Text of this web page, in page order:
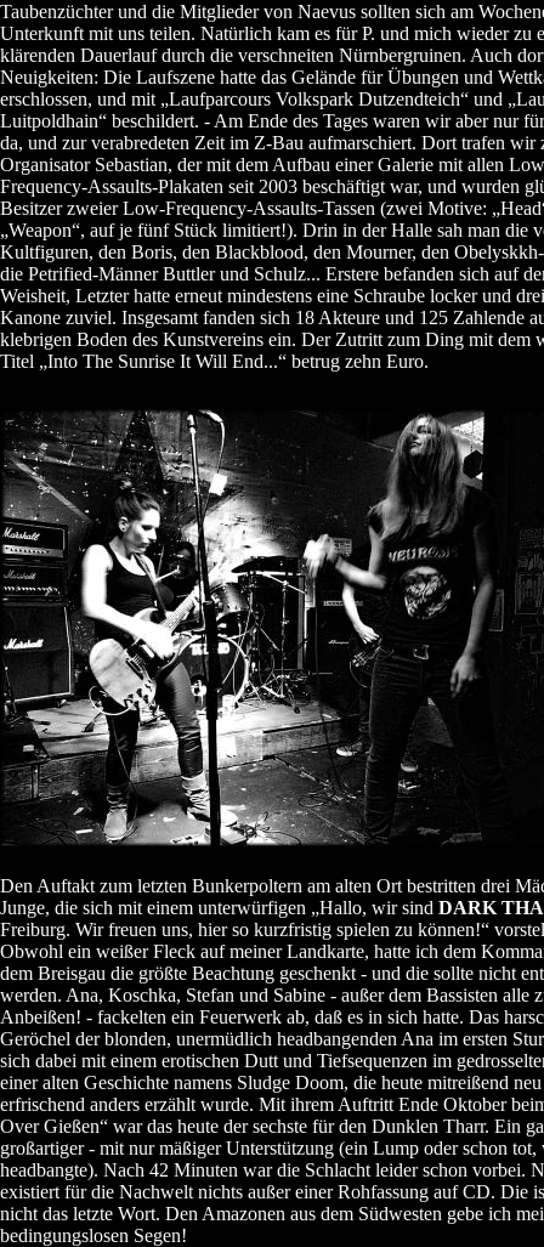
Taubenzüchter und die Mitglieder von Naevus sollten sich am
Unterkunft mit uns teilen. Natürlich kam es für P. und mich wieder zu
klärenden Dauerlauf durch die verschneiten Nürnbergruinen. Auch
Neuigkeiten: Die Laufszene hatte das Gelände für Übungen und
erschlossen, und mit „Laufparcours Volkspark Dutzendteich“ und
Luitpoldhain“ beschildert. - Am Ende des Tages waren wir aber nur
da, und zur verabredeten Zeit im Z-Bau aufmarschiert. Dort trafen wir
Organisator Sebastian, der mit dem Aufbau einer Galerie mit allen
Frequency-Assaults-Plakaten seit 2003 beschäftigt war, und wurden
Besitzer zweier Low-Frequency-Assaults-Tassen (zwei Motive:
„Weapon“, auf je fünf Stück limitiert!). Drin in der Halle sah man die
Kultfiguren, den Boris, den Blackblood, den Mourner, den
die Petrified-Männer Buttler und Schulz... Erstere befanden sich auf
Weisheit, Letzter hatte erneut mindestens eine Schraube locker und
Kanone zuviel. Insgesamt fanden sich 18 Akteure und 125 Zahlende
klebrigen Boden des Kunstvereins ein. Der Zutritt zum Ding mit dem
Titel „Into The Sunrise It Will End...“ betrug zehn Euro.
Den Auftakt zum letzten Bunkerpoltern am alten Ort bestritten drei
Junge, die sich mit einem unterwürfigen „Hallo, wir sind DARK
Freiburg. Wir freuen uns, hier so kurzfristig spielen zu können!“
Obwohl ein weißer Fleck auf meiner Landkarte, hatte ich dem
dem Breisgau die größte Beachtung geschenkt - und die sollte nicht
werden. Ana, Koschka, Stefan und Sabine - außer dem Bassisten alle
Anbeißen! - fackelten ein Feuerwerk ab, daß es in sich hatte. Das
Geröchel der blonden, unermüdlich headbangenden Ana im ersten
sich dabei mit einem erotischen Dutt und Tiefsequenzen im
einer alten Geschichte namens Sludge Doom, die heute mitreißend
erfrischend anders erzählt wurde. Mit ihrem Auftritt Ende Oktober
Over Gießen“ war das heute der sechste für den Dunklen Tharr. Ein
großartiger - mit nur mäßiger Unterstützung (ein Lump oder schon tot,
headbangte). Nach 42 Minuten war die Schlacht leider schon vorbei.
existiert für die Nachwelt nichts außer einer Rohfassung auf CD. Die
nicht das letzte Wort. Den Amazonen aus dem Südwesten gebe ich
bedingungslosen Segen!